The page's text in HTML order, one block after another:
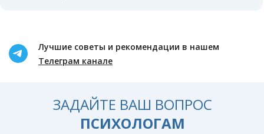
Лучшие советы и рекомендации в нашем
Телеграм канале
ЗАДАЙТЕ ВАШ ВОПРОС
ПСИХОЛОГАМ